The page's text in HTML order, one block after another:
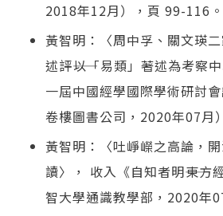
2018年12月），頁 99-116。
黃智明：〈周中孚、關文瑛二
述評――以「易類」著述為考察
一屆中國經學國際學術研討會
卷樓圖書公司，2020年07月
黃智明：〈吐崢嶸之高論，開
讀〉， 收入《自知者明――東方
智大學通識教學部，2020年